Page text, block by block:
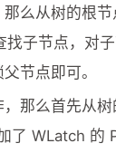
么从树的根节
找子节点，对
节点即可。
那么首先从
了 WLatch 的